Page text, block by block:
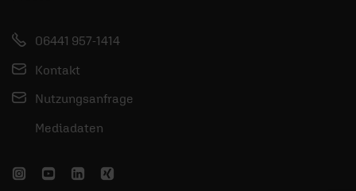
06441 957-1414
Kontakt
Nutzungsanfrage
Mediadaten